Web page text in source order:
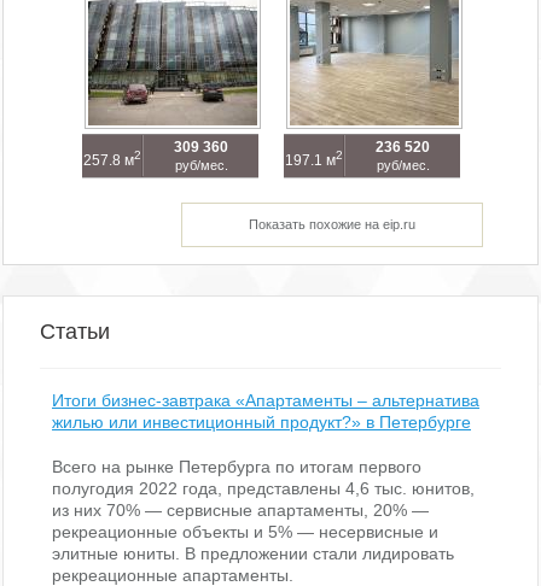
257.8 м2 309 360
руб/мес. 197.1 м2 236 520
руб/мес.
Показать похожие на eip.ru
Статьи
Итоги бизнес-завтрака «Апартаменты – альтернатива
жилью или инвестиционный продукт?» в Петербурге
Всего на рынке Петербурга по итогам первого
полугодия 2022 года, представлены 4,6 тыс. юнитов,
из них 70% — сервисные апартаменты, 20% —
рекреационные объекты и 5% — несервисные и
элитные юниты. В предложении стали лидировать
рекреационные апартаменты.